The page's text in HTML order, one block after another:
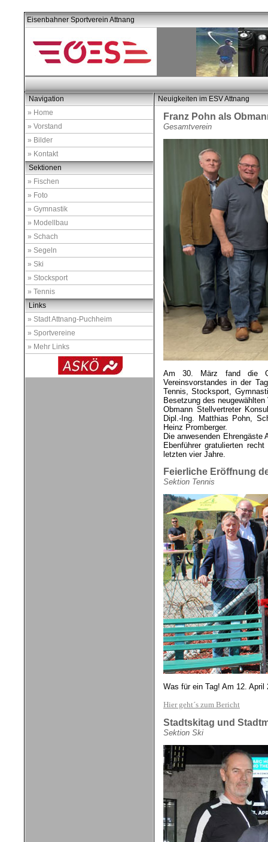
Eisenbahner Sportverein Attnang
Navigation
» Home
» Vorstand
» Bilder
» Kontakt
Sektionen
» Fischen
» Foto
» Gymnastik
» Modellbau
» Schach
» Segeln
» Ski
» Stocksport
» Tennis
Links
» Stadt Attnang-Puchheim
» Sportvereine
» Mehr Links
Neuigkeiten im ESV Attnang
Franz Pohn als
Gesamtverein
Am 30. März fand die
Vereinsvorstandes in der
Tennis, Stocksport,
Besetzung des
Obmann Stellvertreter
Dipl.-Ing. Matthias Pohn,
Heinz Promberger.
Die anwesenden Ehrengäste
Ebenführer gratulierten
letzten vier Jahre.
Feierliche Eröffnung
Sektion Tennis
Was für ein Tag! Am 12.
Hier geht´s zum Bericht
Stadtskitag und
Sektion Ski